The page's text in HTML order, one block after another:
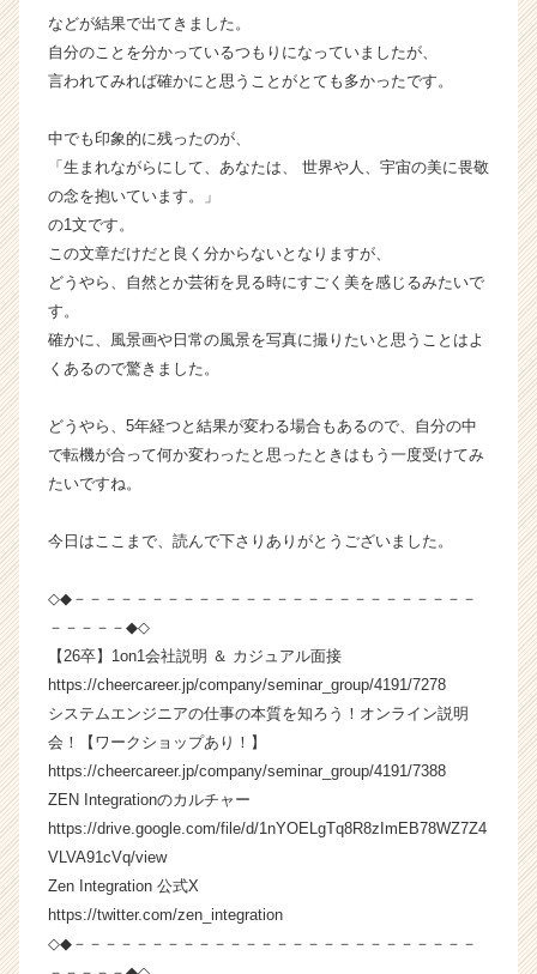
ラ
イ
ン】
ベ
ャ
成
長
業
カ
ウ
届
イ
ト
チ
ア
キ
リ
ア
h
e
などが結果で出てきました。
自分のことを分かっているつもりになっていましたが、
言われてみれば確かにと思うことがとても多かったです。
中でも印象的に残ったのが、
「生まれながらにして、あなたは、 世界や人、宇宙の美に畏敬
の念を抱いています。」
の1文です。
この文章だけだと良く分からないとなりますが、
どうやら、自然とか芸術を見る時にすごく美を感じるみたいで
す。
確かに、風景画や日常の風景を写真に撮りたいと思うことはよ
くあるので驚きました。
どうやら、5年経つと結果が変わる場合もあるので、自分の中
で転機が合って何か変わったと思ったときはもう一度受けてみ
たいですね。
今日はここまで、読んで下さりありがとうございました。
◇◆－－－－－－－－－－－－－－－－－－－－－－－－－－
－－－－－◆◇
【26卒】1on1会社説明 ＆ カジュアル面接
https://cheercareer.jp/company/seminar_group/4191/7278
システムエンジニアの仕事の本質を知ろう！オンライン説明
会！【ワークショップあり！】
https://cheercareer.jp/company/seminar_group/4191/7388
ZEN Integrationのカルチャー
https://drive.google.com/file/d/1nYOELgTq8R8zImEB78WZ7Z4
VLVA91cVq/view
Zen Integration 公式X
https://twitter.com/zen_integration
◇◆－－－－－－－－－－－－－－－－－－－－－－－－－－